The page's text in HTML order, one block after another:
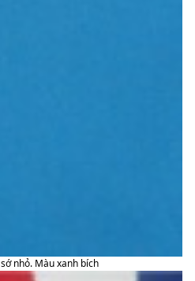
nhỏ. Màu xanh bích